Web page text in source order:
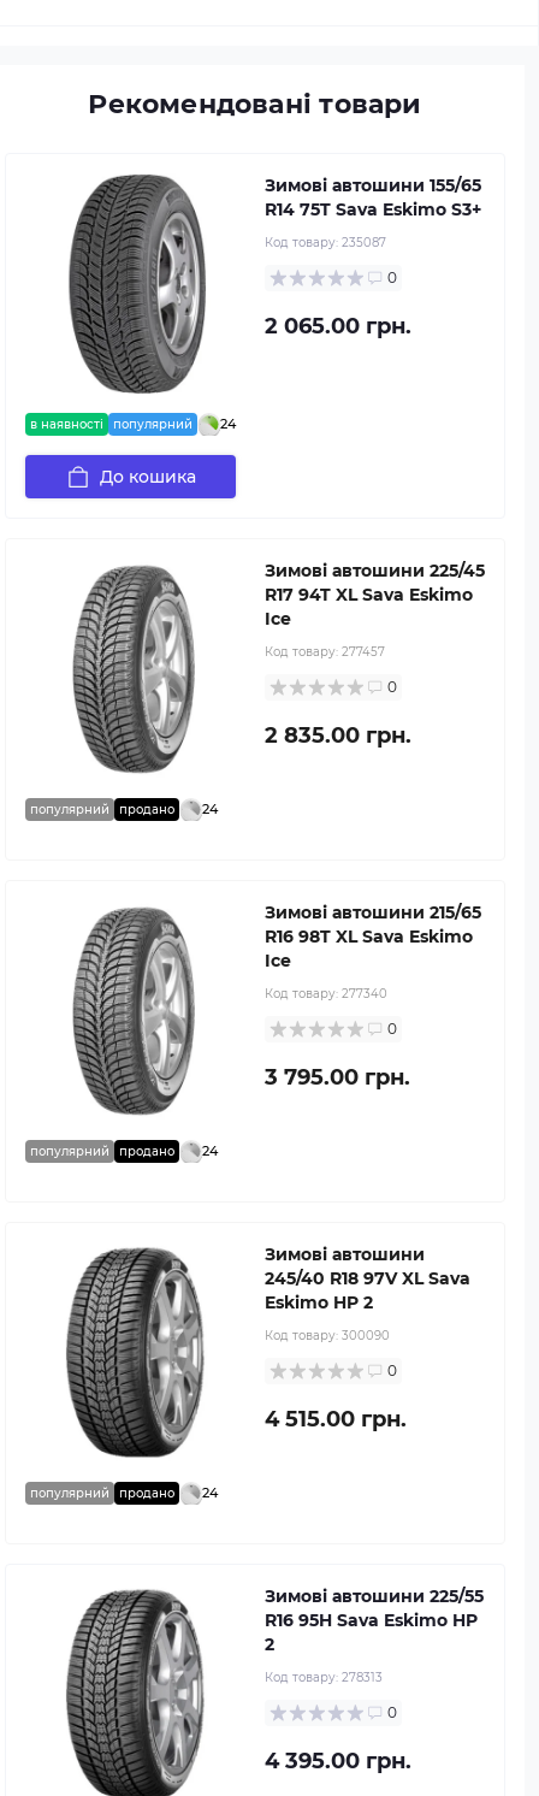
Рекомендовані товари
в наявності популярний 24
Зимові автошини 155/65
R14 75T Sava Eskimo S3+
Код товару: 235087
0
2 065.00 грн.
До кошика
популярний продано 24
Зимові автошини 225/45
R17 94T XL Sava Eskimo
Ice
Код товару: 277457
0
2 835.00 грн.
популярний продано 24
Зимові автошини 215/65
R16 98T XL Sava Eskimo
Ice
Код товару: 277340
0
3 795.00 грн.
популярний продано 24
Зимові автошини
245/40 R18 97V XL Sava
Eskimo HP 2
Код товару: 300090
0
4 515.00 грн.
Зимові автошини 225/55
R16 95H Sava Eskimo HP
2
Код товару: 278313
0
4 395.00 грн.